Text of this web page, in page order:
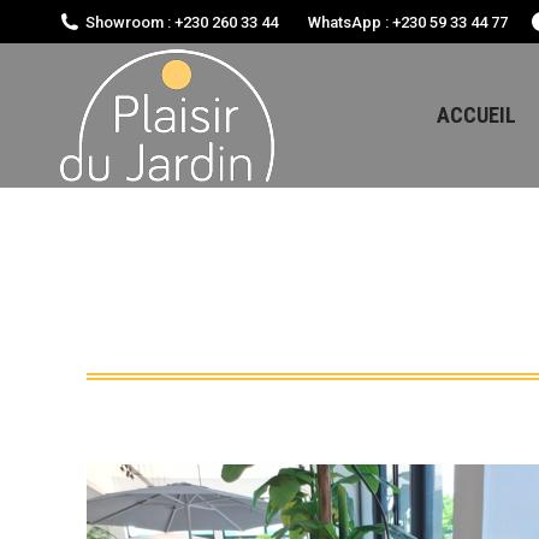
Showroom : +230 260 33 44 WhatsApp : +230 59 33 44 77
ACCUEIL